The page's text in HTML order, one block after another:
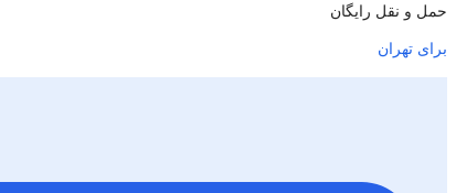
حمل و نقل رایگان
برای تهران